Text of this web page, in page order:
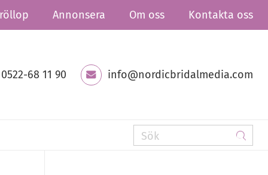
Annonsera Om oss Kontakta oss
0522-68 11 90 info@nordicbridalmedia.com